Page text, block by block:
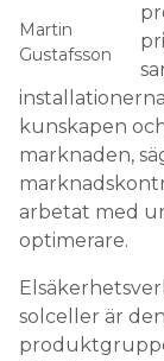
Martin
Gustafsson
kunskapen
marknaden,
arbetat med
optimerare.
solceller är